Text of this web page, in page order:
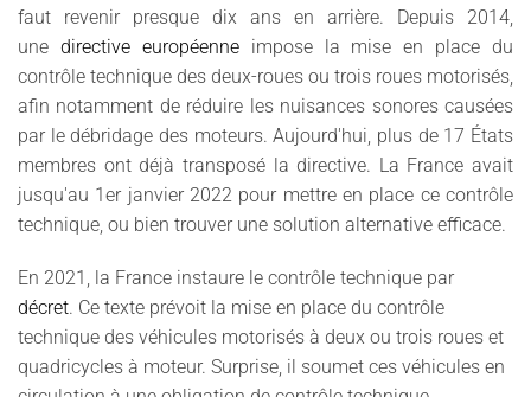
faut revenir presque dix ans en arrière. Depuis 2014,
une directive européenneimpose la mise en place du
contrôle technique des deux-roues ou trois roues motorisés,
afin notamment de réduire les nuisances sonores causées
par le débridage des moteurs. Aujourd'hui, plus de 17 États
membres ont déjà transposé la directive. La France avait
jusqu'au 1er janvier 2022 pour mettre en place ce contrôle
technique, ou bien trouver une solution alternative efficace.
En 2021, la France instaure le contrôle technique par
décret. Ce texte prévoit la mise en place du contrôle
technique des véhicules motorisés à deux ou trois roues et
quadricycles à moteur. Surprise, il soumet ces véhicules en